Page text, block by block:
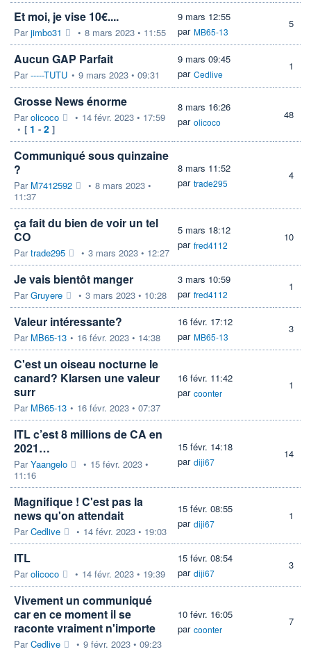
Et moi, je vise 10€....
Parjimbo31 • 8 mars 2023 • 11:55
9 mars 12:55
par MB65-13
5
Aucun GAP Parfait
Par-----TUTU • 9 mars 2023 • 09:31
9 mars 09:45
par Cedlive
1
Grosse News énorme
Parolicoco • 14 févr. 2023 • 17:59
• [ 1 - 2 ]
8 mars 16:26
par olicoco
48
Communiqué sous quinzaine
?
Par M7412592 • 8 mars 2023 •
11:37
8 mars 11:52
par trade295
4
ça fait du bien de voir un tel
CO
Partrade295 • 3 mars 2023 • 12:27
5 mars 18:12
par fred4112
10
Je vais bientôt manger
ParGruyere • 3 mars 2023 • 10:28
3 mars 10:59
par fred4112
1
Valeur intéressante?
Par MB65-13 • 16 févr. 2023 • 14:38
16 févr. 17:12
par MB65-13
3
C'est un oiseau nocturne le
canard? Klarsen une valeur
surr
Par MB65-13 • 16 févr. 2023 • 07:37
16 févr. 11:42
par coonter
1
ITL c’est 8 millions de CA en
2021…
ParYaangelo • 15 févr. 2023 •
11:16
15 févr. 14:18
par diji67
14
Magnifique ! C'est pas la
news qu'on attendait
ParCedlive • 14 févr. 2023 • 19:03
15 févr. 08:55
par diji67
1
ITL
Parolicoco • 14 févr. 2023 • 19:39
15 févr. 08:54
par diji67
3
Vivement un communiqué
car en ce moment il se
raconte vraiment n'importe
ParCedlive • 9 févr. 2023 • 09:23
10 févr. 16:05
par coonter
7